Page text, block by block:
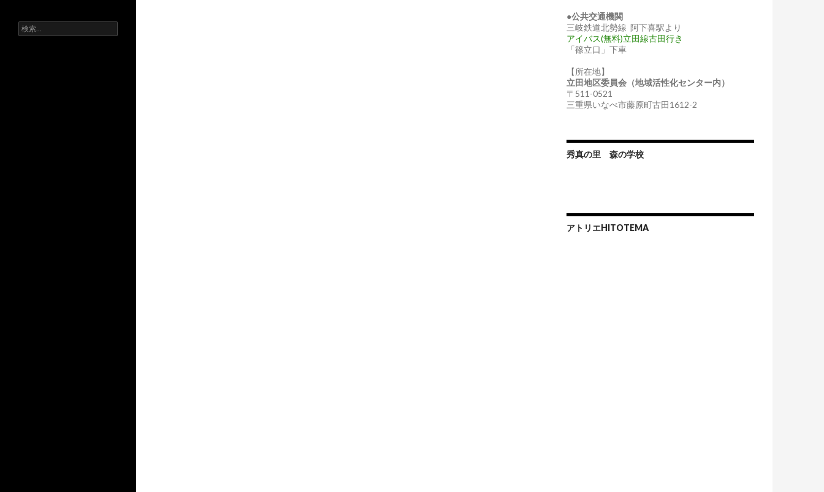
●公共交通機関
三岐鉄道北勢線 阿下喜駅より
アイバス(無料)立田線古田行き
「篠立口」下車
【所在地】
立田地区委員会（地域活性化センター内）
〒511-0521
三重県いなべ市藤原町古田1612-2
秀真の里 森の学校
アトリエHITOTEMA
検
索: